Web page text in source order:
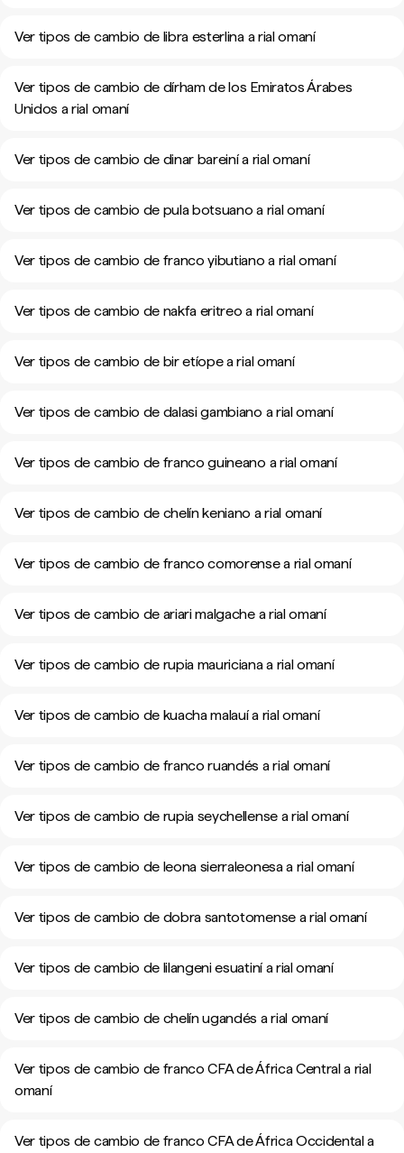
Ver tipos de cambio de libra esterlina a rial omaní
Ver tipos de cambio de dírham de los Emiratos Árabes
Unidos a rial omaní
Ver tipos de cambio de dinar bareiní a rial omaní
Ver tipos de cambio de pula botsuano a rial omaní
Ver tipos de cambio de franco yibutiano a rial omaní
Ver tipos de cambio de nakfa eritreo a rial omaní
Ver tipos de cambio de bir etíope a rial omaní
Ver tipos de cambio de dalasi gambiano a rial omaní
Ver tipos de cambio de franco guineano a rial omaní
Ver tipos de cambio de chelín keniano a rial omaní
Ver tipos de cambio de franco comorense a rial omaní
Ver tipos de cambio de ariari malgache a rial omaní
Ver tipos de cambio de rupia mauriciana a rial omaní
Ver tipos de cambio de kuacha malauí a rial omaní
Ver tipos de cambio de franco ruandés a rial omaní
Ver tipos de cambio de rupia seychellense a rial omaní
Ver tipos de cambio de leona sierraleonesa a rial omaní
Ver tipos de cambio de dobra santotomense a rial omaní
Ver tipos de cambio de lilangeni esuatiní a rial omaní
Ver tipos de cambio de chelín ugandés a rial omaní
Ver tipos de cambio de franco CFA de África Central a rial
omaní
Ver tipos de cambio de franco CFA de África Occidental a